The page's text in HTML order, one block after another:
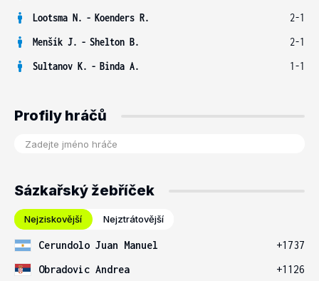
Lootsma N. - Koenders R.
2-1
Menšík J. - Shelton B.
2-1
Sultanov K. - Binda A. 1-1
Profily hráčů
Sázkařský žebříček
Nejziskovější Nejztrátovější
Cerundolo Juan Manuel
+1737
Obradovic Andrea
+1126